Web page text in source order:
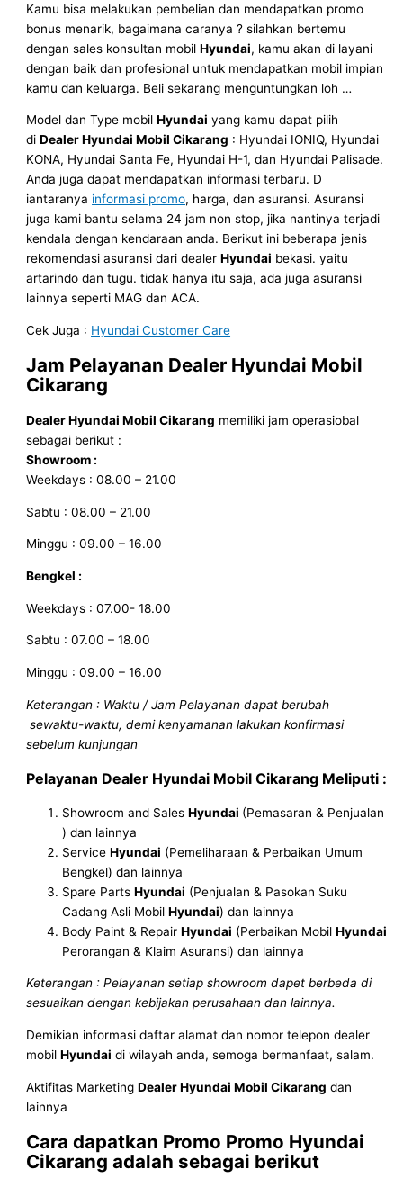
Kamu bisa melakukan pembelian dan mendapatkan promo
bonus menarik, bagaimana caranya ? silahkan bertemu
dengan sales konsultan mobilHyundai, kamu akan di layani
dengan baik dan profesional untuk mendapatkan mobil impian
kamu dan keluarga. Beli sekarang menguntungkan loh …
Model dan Type mobilHyundai yang kamu dapat pilih
diDealer Hyundai Mobil Cikarang : Hyundai IONIQ, Hyundai
KONA, Hyundai Santa Fe, Hyundai H-1, dan Hyundai Palisade.
Anda juga dapat mendapatkan informasi terbaru. D
iantaranya informasi promo, harga, dan asuransi. Asuransi
juga kami bantu selama 24 jam non stop, jika nantinya terjadi
kendala dengan kendaraan anda. Berikut ini beberapa jenis
rekomendasi asuransi dari dealerHyundai bekasi. yaitu
artarindo dan tugu. tidak hanya itu saja, ada juga asuransi
lainnya seperti MAG dan ACA.
Cek Juga : Hyundai Customer Care
Jam Pelayanan Dealer Hyundai Mobil
Cikarang
Dealer Hyundai Mobil Cikarang memiliki jam operasiobal
sebagai berikut :
Showroom :
Weekdays : 08.00 – 21.00
Sabtu : 08.00 – 21.00
Minggu : 09.00 – 16.00
Bengkel :
Weekdays : 07.00- 18.00
Sabtu : 07.00 – 18.00
Minggu : 09.00 – 16.00
Keterangan : Waktu / Jam Pelayanan dapat berubah
sewaktu-waktu, demi kenyamanan lakukan konfirmasi
sebelum kunjungan
Pelayanan Dealer Hyundai Mobil Cikarang Meliputi :
Showroom and SalesHyundai (Pemasaran & Penjualan
) dan lainnya
ServiceHyundai (Pemeliharaan & Perbaikan Umum
Bengkel) dan lainnya
Spare PartsHyundai (Penjualan & Pasokan Suku
Cadang Asli MobilHyundai) dan lainnya
Body Paint & RepairHyundai (Perbaikan MobilHyundai
Perorangan & Klaim Asuransi) dan lainnya
Keterangan : Pelayanan setiap showroom dapet berbeda di
sesuaikan dengan kebijakan perusahaan dan lainnya.
Demikian informasi daftar alamat dan nomor telepon dealer
mobilHyundai di wilayah anda, semoga bermanfaat, salam.
Aktifitas MarketingDealer Hyundai Mobil Cikarang dan
lainnya
Cara dapatkan Promo Promo Hyundai
Cikarang adalah sebagai berikut